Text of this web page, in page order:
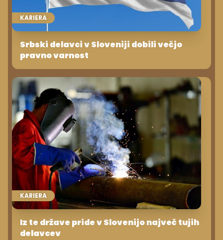
KARIERA
Srbski delavci v Sloveniji dobili večjo
pravno varnost
KARIERA
Iz te države pride v Slovenijo največ tujih
delavcev